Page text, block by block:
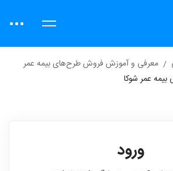
معرفی و آموزش فروش طرح‌های بیمه عمر
بیمه عمر شوکا
ورود